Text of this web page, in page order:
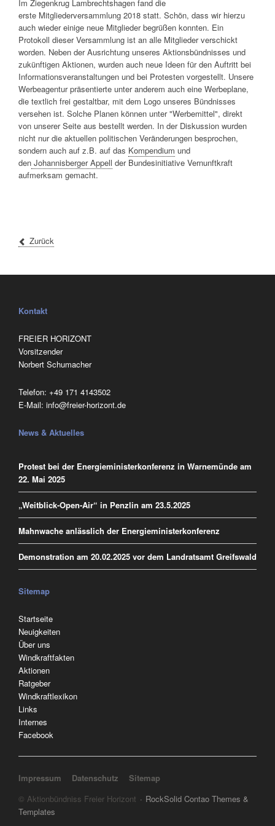
Im Ziegenkrug Lambrechtshagen fand die
erste Mitgliederversammlung 2018 statt. Schön, dass wir hierzu
auch wieder einige neue Mitglieder begrüßen konnten. Ein
Protokoll dieser Versammlung ist an alle Mitglieder verschickt
worden. Neben der Ausrichtung unseres Aktionsbündnisses und
zukünftigen Aktionen, wurden auch neue Ideen für den Auftritt bei
Informationsveranstaltungen und bei Protesten vorgestellt. Unsere
Werbeagentur präsentierte unter anderem auch eine Werbeplane,
die textlich frei gestaltbar, mit dem Logo unseres Bündnisses
versehen ist. Solche Planen können unter "Werbemittel", direkt
von unserer Seite aus bestellt werden. In der Diskussion wurden
nicht nur die aktuellen politischen Veränderungen besprochen,
sondern auch auf z.B. auf das Kompendium und
denJohannisberger Appell der Bundesinitiative Vernunftkraft
aufmerksam gemacht.
Zurück
Kontakt
FREIER HORIZONT
Vorsitzender
Norbert Schumacher
Telefon: ‭+49 171 4143502
E-Mail: info@freier-horizont.de
News & Aktuelles
Protest bei der Energieministerkonferenz in Warnemünde am
22. Mai 2025
„Weitblick-Open-Air“ in Penzlin am 23.5.2025
Mahnwache anlässlich der Energieministerkonferenz
Demonstration am 20.02.2025 vor dem Landratsamt Greifswald
Sitemap
Navigation
überspringen
Startseite
Neuigkeiten
Über uns
Windkraftfakten
Aktionen
Ratgeber
Windkraftlexikon
Links
Internes
Facebook
Navigation überspringen
Impressum Datenschutz
Sitemap
© Aktionbündniss Freier Horizont
RockSolid Contao Themes &
Templates